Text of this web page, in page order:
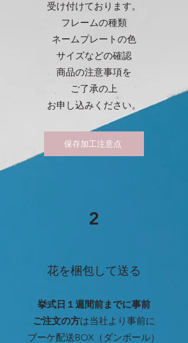
受け付けております。
フレームの種類
ネームプレートの色
サイズなどの確認
商品の注意事項を
​ご了承の上
​お申し込みください。
保存加工注意点
2
​花を梱包して送る
挙式日１週間前までに事前
ご注文の方は当社より事前に
ブーケ配送BOX （ダンボール）